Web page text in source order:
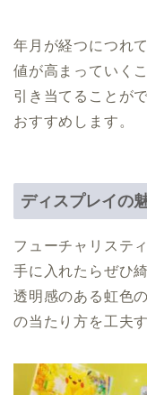
年月が経つにつれ
値が高まっていく
引き当てることが
おすすめします。
ディスプレイの
フューチャリステ
手に入れたらぜひ
透明感のある虹色
の当たり方を工夫